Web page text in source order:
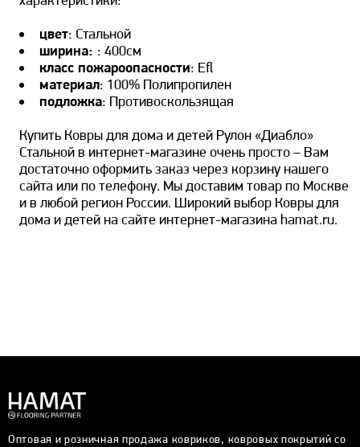
цвет: Стальной
ширина: : 400см
класс пожароопасности: Efl
материал: 100% Полипропилен
подложка: Противоскользящая
Купить Ковры для дома и детей Рулон «Диабло»
Стальной в интернет-магазине очень просто – Вам
достаточно оформить заказ через корзину нашего
сайта или по телефону. Мы доставим товар по Москве
и в любой регион России. Широкий выбор Ковры для
дома и детей на сайте интернет-магазина hamat.ru.
Оптовая и розничная продажа ковриков, ковровых покрытий со